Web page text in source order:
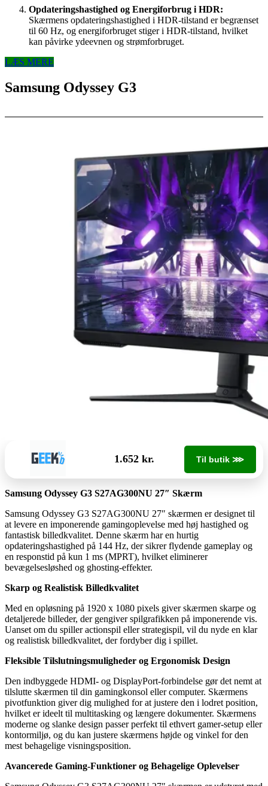
Opdateringshastighed og Energiforbrug i HDR:
Skærmens opdateringshastighed i HDR-tilstand er begrænset
til 60 Hz, og energiforbruget stiger i HDR-tilstand, hvilket
kan påvirke ydeevnen og strømforbruget.
LÆS MERE
Samsung Odyssey G3
1.652 kr. Til butik ⋙
Samsung Odyssey G3 S27AG300NU 27″ Skærm
Samsung Odyssey G3 S27AG300NU 27″ skærmen er designet til
at levere en imponerende gamingoplevelse med høj hastighed og
fantastisk billedkvalitet. Denne skærm har en hurtig
opdateringshastighed på 144 Hz, der sikrer flydende gameplay og
en responstid på kun 1 ms (MPRT), hvilket eliminerer
bevægelsesløshed og ghosting-effekter.
Skarp og Realistisk Billedkvalitet
Med en opløsning på 1920 x 1080 pixels giver skærmen skarpe og
detaljerede billeder, der gengiver spilgrafikken på imponerende vis.
Uanset om du spiller actionspil eller strategispil, vil du nyde en klar
og realistisk billedkvalitet, der fordyber dig i spillet.
Fleksible Tilslutningsmuligheder og Ergonomisk Design
Den indbyggede HDMI- og DisplayPort-forbindelse gør det nemt at
tilslutte skærmen til din gamingkonsol eller computer. Skærmens
pivotfunktion giver dig mulighed for at justere den i lodret position,
hvilket er ideelt til multitasking og længere dokumenter. Skærmens
moderne og slanke design passer perfekt til ethvert gamer-setup eller
kontormiljø, og du kan justere skærmens højde og vinkel for den
mest behagelige visningsposition.
Avancerede Gaming-Funktioner og Behagelige Oplevelser